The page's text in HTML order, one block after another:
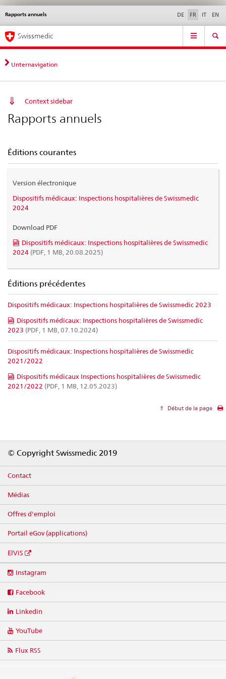
Navigation
directe:
actualités,
bases
contact
Actualités & Mises à
normes
Contact | Support &
aide
Rapports annuels DE FR IT EN
Service
Navigation
Swissmedic
Unternavigation
Context sidebar
Rapports annuels
Éditions courantes
Version électronique
Dispositifs médicaux: Inspections hospitalières de Swissmedic
2024
Download PDF
Dispositifs médicaux: Inspections hospitalières de Swissmedic
2024 (PDF, 1 MB, 20.08.2025)
Éditions précédentes
Dispositifs médicaux: Inspections hospitalières de Swissmedic 2023
Dispositifs médicaux: Inspections hospitalières de Swissmedic
2023 (PDF, 1 MB, 07.10.2024)
Dispositifs médicaux: Inspections hospitalières de Swissmedic
2021/2022
Dispositifs médicaux Inspections hospitalières de Swissmedic
2021/2022 (PDF, 1 MB, 12.05.2023)
Début de la page
© Copyright Swissmedic 2019
Contact
Médias
Offres d'emploi
Portail eGov (applications)
ElViS
media
Instagram
Facebook
Linkedin
YouTube
Flux RSS